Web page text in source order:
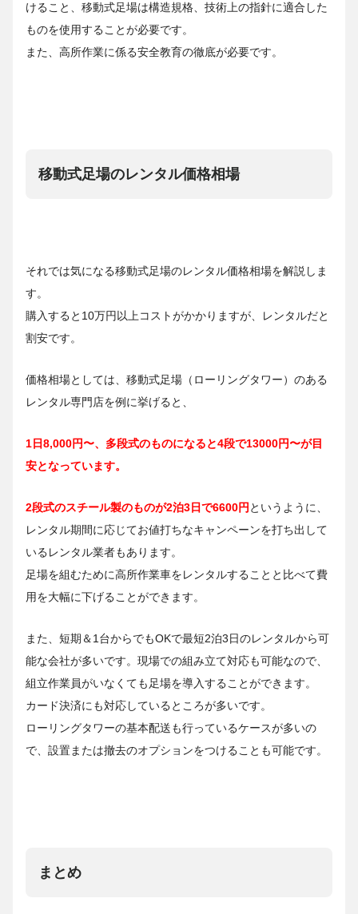
けること、移動式足場は構造規格、技術上の指針に適合した
ものを使用することが必要です。
また、高所作業に係る安全教育の徹底が必要です。
移動式足場のレンタル価格相場
それでは気になる移動式足場のレンタル価格相場を解説しま
す。
購入すると10万円以上コストがかかりますが、レンタルだと
割安です。
価格相場としては、移動式足場（ローリングタワー）のある
レンタル専門店を例に挙げると、
1日8,000円〜、多段式のものになると4段で13000円〜が目
安となっています。
2段式のスチール製のものが2泊3日で6600円 というように、
レンタル期間に応じてお値打ちなキャンペーンを打ち出して
いるレンタル業者もあります。
足場を組むために高所作業車をレンタルすることと比べて費
用を大幅に下げることができます。
また、短期＆1台からでもOKで最短2泊3日のレンタルから可
能な会社が多いです。現場での組み立て対応も可能なので、
組立作業員がいなくても足場を導入することができます。
カード決済にも対応しているところが多いです。
ローリングタワーの基本配送も行っているケースが多いの
で、設置または撤去のオプションをつけることも可能です。
まとめ